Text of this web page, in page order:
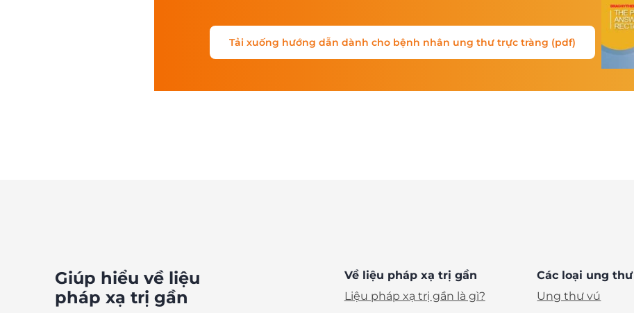
Tải xuống hướng dẫn dành cho bệnh nhân ung thư trực tràng (pdf)
Giúp hiểu về liệu
pháp xạ trị gần
Về liệu pháp xạ trị gần
Liệu pháp xạ trị gần là gì?
Các loại ung thư
Ung thư vú